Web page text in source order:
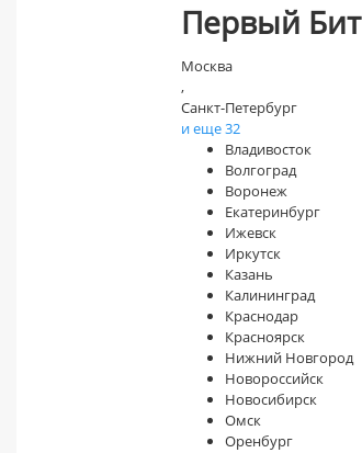
Первый Бит
Москва
,
Санкт-Петербург
и еще 32
Владивосток
Волгоград
Воронеж
Екатеринбург
Ижевск
Иркутск
Казань
Калининград
Краснодар
Красноярск
Нижний Новгород
Новороссийск
Новосибирск
Омск
Оренбург